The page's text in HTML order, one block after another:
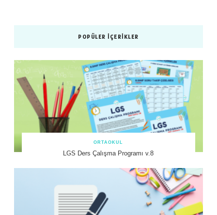
POPÜLER İÇERIKLER
ORTAOKUL
LGS Ders Çalışma Programı v.8